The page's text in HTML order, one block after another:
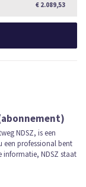
€ 2.089,53
NDSZ, is een
een professional bent
NDSZ staat